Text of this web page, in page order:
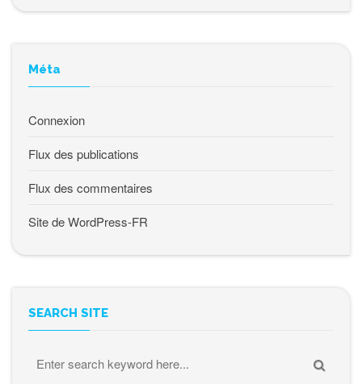
Méta
Connexion
Flux des publications
Flux des commentaires
Site de WordPress-FR
SEARCH SITE